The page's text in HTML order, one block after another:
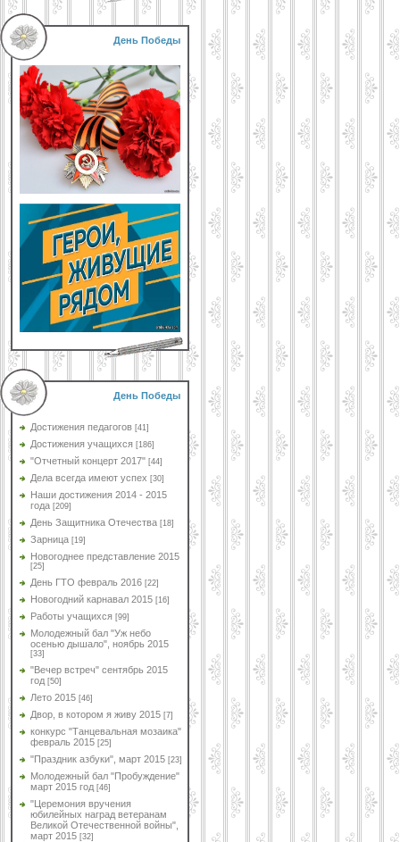
День Победы
День Победы
Достижения педагогов [41]
Достижения учащихся [186]
"Отчетный концерт 2017" [44]
Дела всегда имеют успех [30]
Наши достижения 2014 - 2015
года [209]
День Защитника Отечества [18]
Зарница [19]
Новогоднее представление 2015
[25]
День ГТО февраль 2016 [22]
Новогодний карнавал 2015 [16]
Работы учащихся [99]
Молодежный бал "Уж небо
осенью дышало", ноябрь 2015
[33]
"Вечер встреч" сентябрь 2015
год [50]
Лето 2015 [46]
Двор, в котором я живу 2015 [7]
конкурс "Танцевальная мозаика"
февраль 2015 [25]
"Праздник азбуки", март 2015 [23]
Молодежный бал "Пробуждение"
март 2015 год [46]
"Церемония вручения
юбилейных наград ветеранам
Великой Отечественной войны",
март 2015 [32]